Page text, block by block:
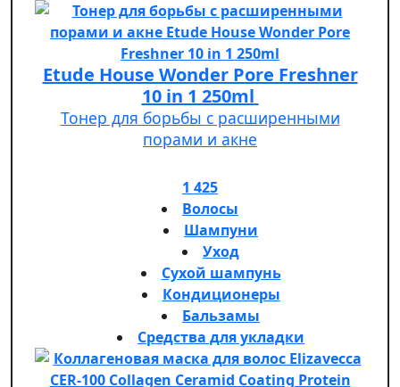
Etude House Wonder Pore Freshner
10 in 1 250ml
Тонер для борьбы с расширенными
порами и акне
1 425
Волосы
Шампуни
Уход
Сухой шампунь
Кондиционеры
Бальзамы
Средства для укладки